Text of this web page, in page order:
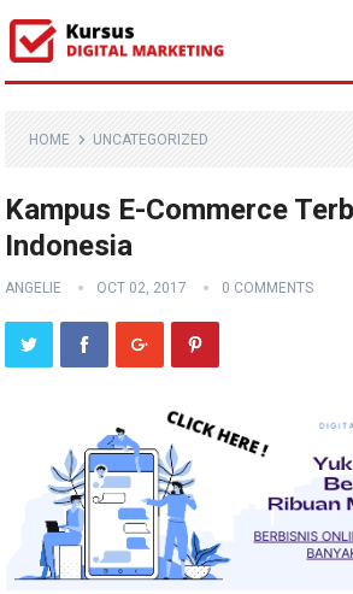
HOME UNCATEGORIZED
Kampus E-Commerce
Indonesia
ANGELIE OCT 02, 2017 0 COMMENTS